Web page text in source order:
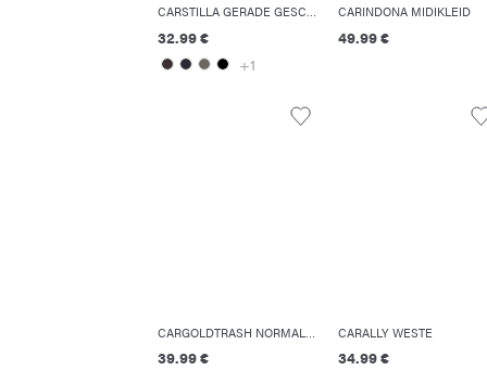
CARSTILLA GERADE GESCHNITTEN HOSE
32.99 €
+1
CARINDONA MIDIKLEID
49.99 €
39.99 €
CARALLY WESTE
34.99 €